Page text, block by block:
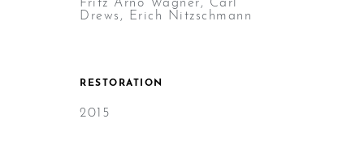
Fritz Arno Wagner, Carl
Drews, Erich Nitzschmann
RESTORATION
2015